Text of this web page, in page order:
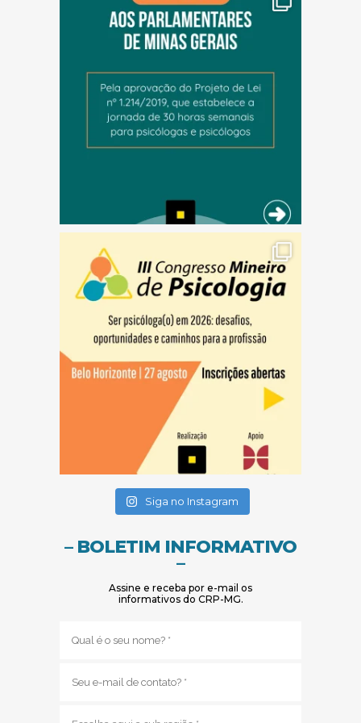
Siga no Instagram
– BOLETIM INFORMATIVO
–
Assine e receba por e-mail os
informativos do CRP-MG.
mail